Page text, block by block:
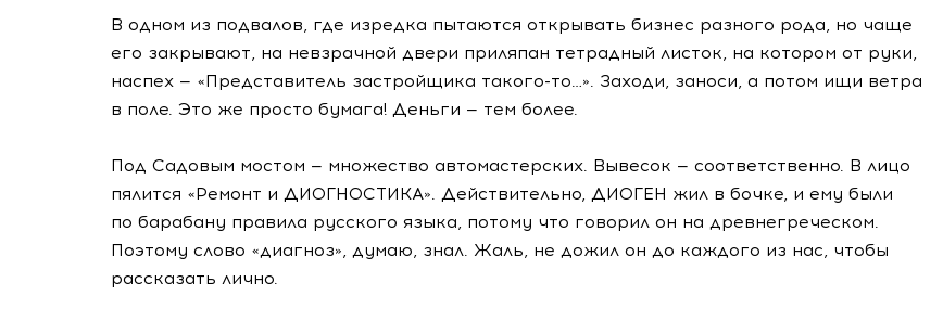
В одном из подвалов, где изредка пытаются открывать бизнес разного рода, но чаще
его закрывают, на невзрачной двери приляпан тетрадный листок, на котором от руки,
наспех — «Представитель застройщика такого-то…». Заходи, заноси, а потом ищи ветра
в поле. Это же просто бумага! Деньги — тем более.
Под Садовым мостом — множество автомастерских. Вывесок — соответственно. В лицо
пялится «Ремонт и ДИОГНОСТИКА». Действительно, ДИОГЕН жил в бочке, и ему были
по барабану правила русского языка, потому что говорил он на древнегреческом.
Поэтому слово «диагноз», думаю, знал. Жаль, не дожил он до каждого из нас, чтобы
рассказать лично.